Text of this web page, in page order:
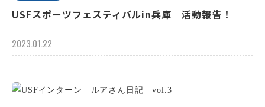
USFスポーツフェスティバルin兵庫 活動報告！
2023.01.22